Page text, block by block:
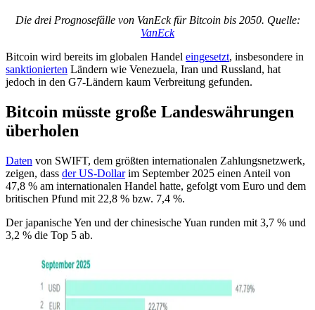
Die drei Prognosefälle von VanEck für Bitcoin bis 2050. Quelle:
VanEck
Bitcoin wird bereits im globalen Handel eingesetzt, insbesondere in
sanktionierten Ländern wie Venezuela, Iran und Russland, hat
jedoch in den G7-Ländern kaum Verbreitung gefunden.
Bitcoin müsste große Landeswährungen
überholen
Daten von SWIFT, dem größten internationalen Zahlungsnetzwerk,
zeigen, dass der US-Dollarim September 2025 einen Anteil von
47,8 % am internationalen Handel hatte, gefolgt vom Euro und dem
britischen Pfund mit 22,8 % bzw. 7,4 %.
Der japanische Yen und der chinesische Yuan runden mit 3,7 % und
3,2 % die Top 5 ab.